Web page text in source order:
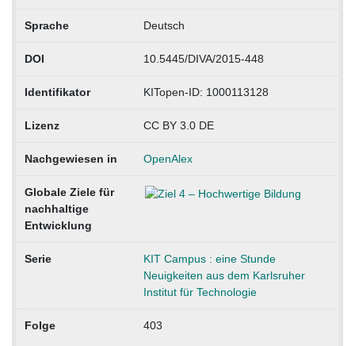
Sprache Deutsch
DOI 10.5445/DIVA/2015-448
Identifikator KITopen-ID: 1000113128
Lizenz CC BY 3.0 DE
Nachgewiesen in OpenAlex
Globale Ziele für
nachhaltige
Entwicklung
Serie
KIT Campus : eine Stunde
Neuigkeiten aus dem Karlsruher
Institut für Technologie
Folge 403